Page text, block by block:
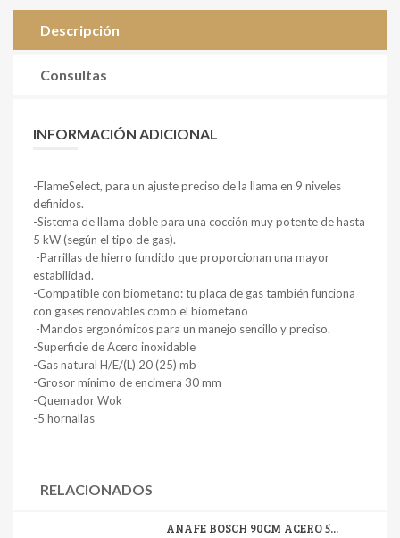
Descripción
Consultas
INFORMACIÓN ADICIONAL
-FlameSelect, para un ajuste preciso de la llama en 9 niveles
definidos.
-Sistema de llama doble para una cocción muy potente de hasta
5 kW (según el tipo de gas).
-Parrillas de hierro fundido que proporcionan una mayor
estabilidad.
-Compatible con biometano: tu placa de gas también funciona
con gases renovables como el biometano
-Mandos ergonómicos para un manejo sencillo y preciso.
-Superficie de Acero inoxidable
-Gas natural H/E/(L) 20 (25) mb
-Grosor mínimo de encimera 30 mm
-Quemador Wok
-5 hornallas
RELACIONADOS
ANAFE BOSCH 90CM ACERO 5...